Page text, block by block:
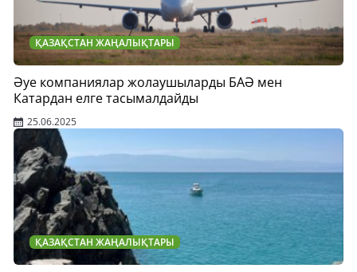
ҚАЗАҚСТАН ЖАҢАЛЫҚТАРЫ
Әуе компаниялар жолаушыларды БАӘ мен
Катардан елге тасымалдайды
25.06.2025
ҚАЗАҚСТАН ЖАҢАЛЫҚТАРЫ